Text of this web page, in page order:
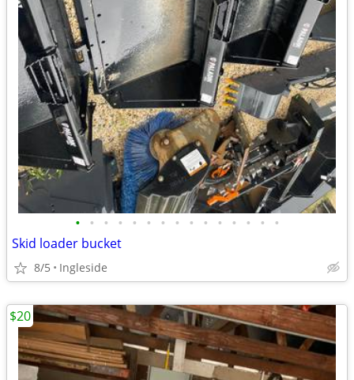
• • • • • • • • • • • • • • •
Skid loader bucket
8/5 Ingleside
$20